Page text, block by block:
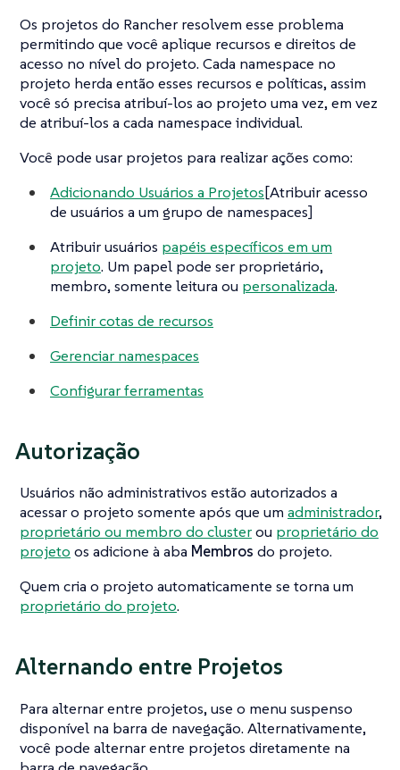
Os projetos do Rancher resolvem esse problema
permitindo que você aplique recursos e direitos de
acesso no nível do projeto. Cada namespace no
projeto herda então esses recursos e políticas, assim
você só precisa atribuí-los ao projeto uma vez, em vez
de atribuí-los a cada namespace individual.
Você pode usar projetos para realizar ações como:
Adicionando Usuários a Projetos[Atribuir acesso
de usuários a um grupo de namespaces]
Atribuir usuários papéis específicos em um
projeto. Um papel pode ser proprietário,
membro, somente leitura ou personalizada.
Definir cotas de recursos
Gerenciar namespaces
Configurar ferramentas
Autorização
Usuários não administrativos estão autorizados a
acessar o projeto somente após que um administrador,
proprietário ou membro do clusterou proprietário do
projeto os adicione à aba Membros do projeto.
Quem cria o projeto automaticamente se torna um
proprietário do projeto.
Alternando entre Projetos
Para alternar entre projetos, use o menu suspenso
disponível na barra de navegação. Alternativamente,
você pode alternar entre projetos diretamente na